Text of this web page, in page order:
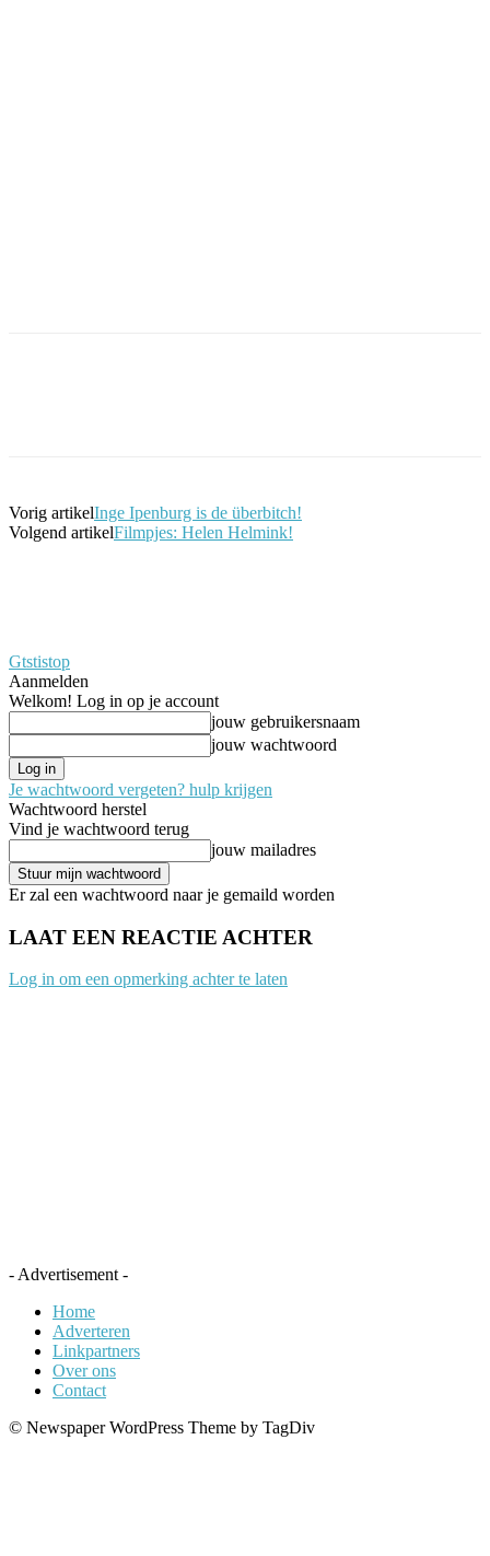
Vorig artikelInge Ipenburg is de überbitch!
Volgend artikelFilmpjes: Helen Helmink!
Gtstistop
Aanmelden
Welkom! Log in op je account
jouw gebruikersnaam
jouw wachtwoord
Je wachtwoord vergeten? hulp krijgen
Wachtwoord herstel
Vind je wachtwoord terug
jouw mailadres
Er zal een wachtwoord naar je gemaild worden
LAAT EEN REACTIE ACHTER
Log in om een opmerking achter te laten
- Advertisement -
Home
Adverteren
Linkpartners
Over ons
Contact
© Newspaper WordPress Theme by TagDiv